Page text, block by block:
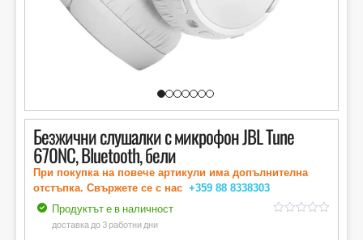
Безжични слушалки с микрофон JBL Tune
670NC, Bluetooth, бели
При покупка на повече артикули има допълнителна
отстъпка. Свържете се с нас +359 88 8338303
Продуктът е в наличност
доставка до 3 работни дни